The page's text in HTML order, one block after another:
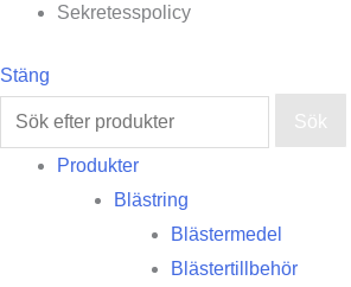
Sekretesspolicy
Stäng
Sök
Produkter
Blästring
Blästermedel
Blästertillbehör